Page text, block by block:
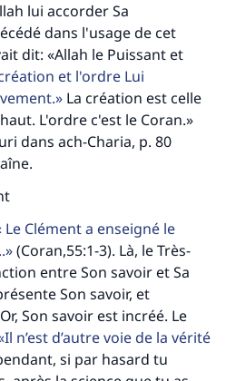
lui accorder Sa
dans l'usage de cet
dit: «Allah le Puissant et
et l'ordre Lui
La création est celle
L'ordre c'est le Coran.»
dans ach-Charia, p. 80
Le Clément a enseigné le
(Coran,55:1-3). Là, le Très-
entre Son savoir et Sa
Son savoir, et
Son savoir est incréé. Le
Il n’est d’autre voie de la vérité
si par hasard tu